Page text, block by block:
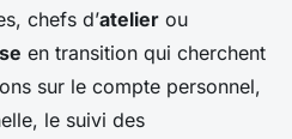
chefs d’atelier ou
en transition qui cherchent
sur le compte personnel,
le suivi des